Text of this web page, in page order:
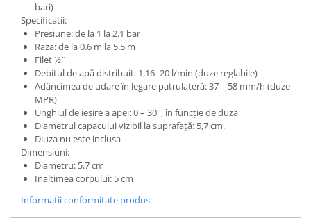
bari)
Specificatii:
Presiune: de la 1 la 2.1 bar
Raza: de la 0.6 m la 5.5 m
Filet ½¨
Debitul de apă distribuit: 1,16- 20 l/min (duze reglabile)
Adâncimea de udare în legare patrulateră: 37 – 58 mm/h (duze
MPR)
Unghiul de ieşire a apei: 0 – 30°, în funcţie de duză
Diametrul capacului vizibil la suprafaţă: 5,7 cm.
Diuza nu este inclusa
Dimensiuni:
Diametru: 5.7 cm
Inaltimea corpului: 5 cm
Informatii conformitate produs